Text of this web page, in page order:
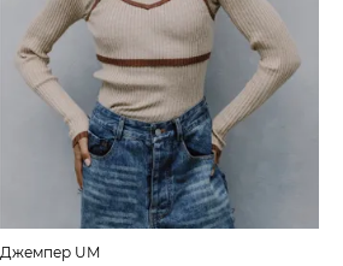
Джемпер UM